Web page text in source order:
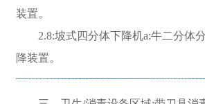
装置。
2.8:坡式四分体下降机a:牛二分体
降装置。